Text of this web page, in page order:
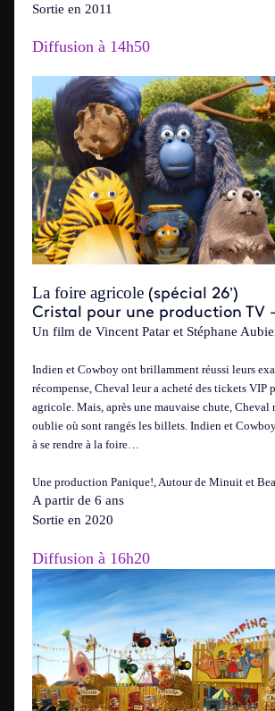
Sortie en 2011
Diffusion à 14h50
La foire agricole (spécial 26’)
Cristal pour une production TV
Un film de Vincent Patar et Stéphane
Indien et Cowboy ont brillamment réussi leurs
récompense, Cheval leur a acheté des tickets VIP
agricole. Mais, après une mauvaise chute, Cheval
oublie où sont rangés les billets. Indien et
à se rendre à la foire…
Une production Panique!, Autour de Minuit et
A partir de 6 ans
Sortie en 2020
Diffusion à 16h20